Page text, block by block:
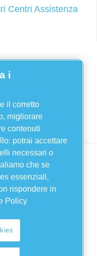
Centri Assistenza
i
il corretto
migliorare
contenuti
potrai accettare
necessari o
che se
essenziali,
rispondere in
Policy